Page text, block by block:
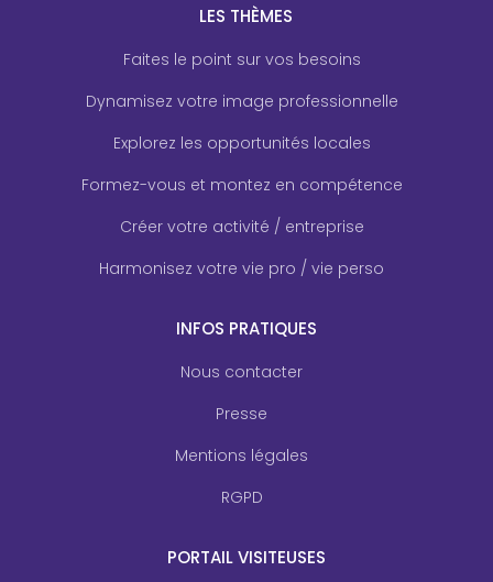
LES THÈMES
Faites le point sur vos besoins
Dynamisez votre image professionnelle
Explorez les opportunités locales
Formez-vous et montez en compétence
Créer votre activité / entreprise
Harmonisez votre vie pro / vie perso
INFOS PRATIQUES
Nous contacter
Presse
Mentions légales
RGPD
PORTAIL VISITEUSES